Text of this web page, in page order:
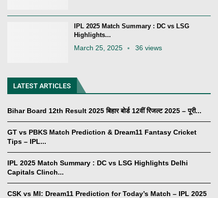
IPL 2025 Match Summary : DC vs LSG
Highlights...
March 25, 2025 36 views
LATEST ARTICLES
Bihar Board 12th Result 2025 बिहार बोर्ड 12वीं रिजल्ट 2025 – पूरी...
GT vs PBKS Match Prediction & Dream11 Fantasy Cricket
Tips – IPL...
IPL 2025 Match Summary : DC vs LSG Highlights Delhi
Capitals Clinch...
CSK vs MI: Dream11 Prediction for Today’s Match – IPL 2025